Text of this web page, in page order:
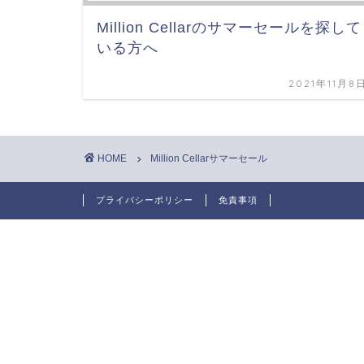
Million Cellarのサマーセールを探して
いる方へ
2021年11月8
HOME Million Cellarサマーセール
プライバシーポリシー 免責事項